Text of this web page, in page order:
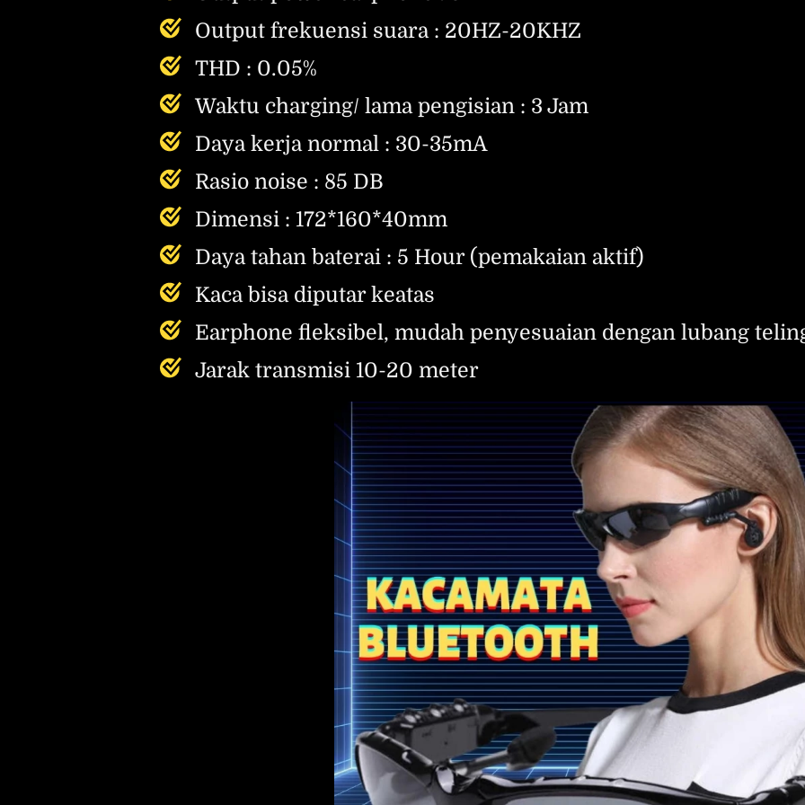
Output frekuensi suara : 20HZ-20KHZ
THD : 0.05%
Waktu charging/ lama pengisian : 3 Jam
Daya kerja normal : 30-35mA
Rasio noise : 85 DB
Dimensi : 172*160*40mm
Daya tahan baterai : 5 Hour (pemakaian aktif)
Kaca bisa diputar keatas
Earphone fleksibel, mudah penyesuaian dengan lubang
Jarak transmisi 10-20 meter